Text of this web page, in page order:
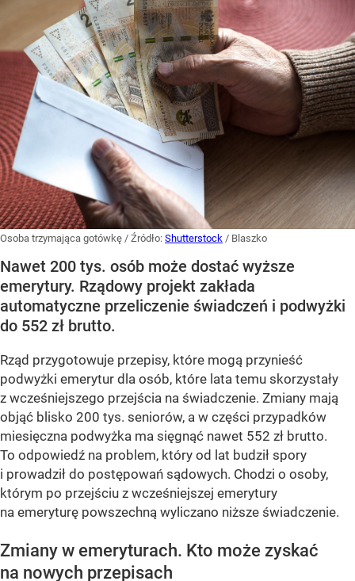
Osoba trzymająca gotówkę / Źródło: Shutterstock / Blaszko
Nawet 200 tys. osób może dostać wyższe
emerytury. Rządowy projekt zakłada
automatyczne przeliczenie świadczeń i podwyżki
do 552 zł brutto.
Rząd przygotowuje przepisy, które mogą przynieść
podwyżki emerytur dla osób, które lata temu skorzystały
z wcześniejszego przejścia na świadczenie. Zmiany mają
objąć blisko 200 tys. seniorów, a w części przypadków
miesięczna podwyżka ma sięgnąć nawet 552 zł brutto.
To odpowiedź na problem, który od lat budził spory
i prowadził do postępowań sądowych. Chodzi o osoby,
którym po przejściu z wcześniejszej emerytury
na emeryturę powszechną wyliczano niższe świadczenie.
Zmiany w emeryturach. Kto może zyskać
na nowych przepisach